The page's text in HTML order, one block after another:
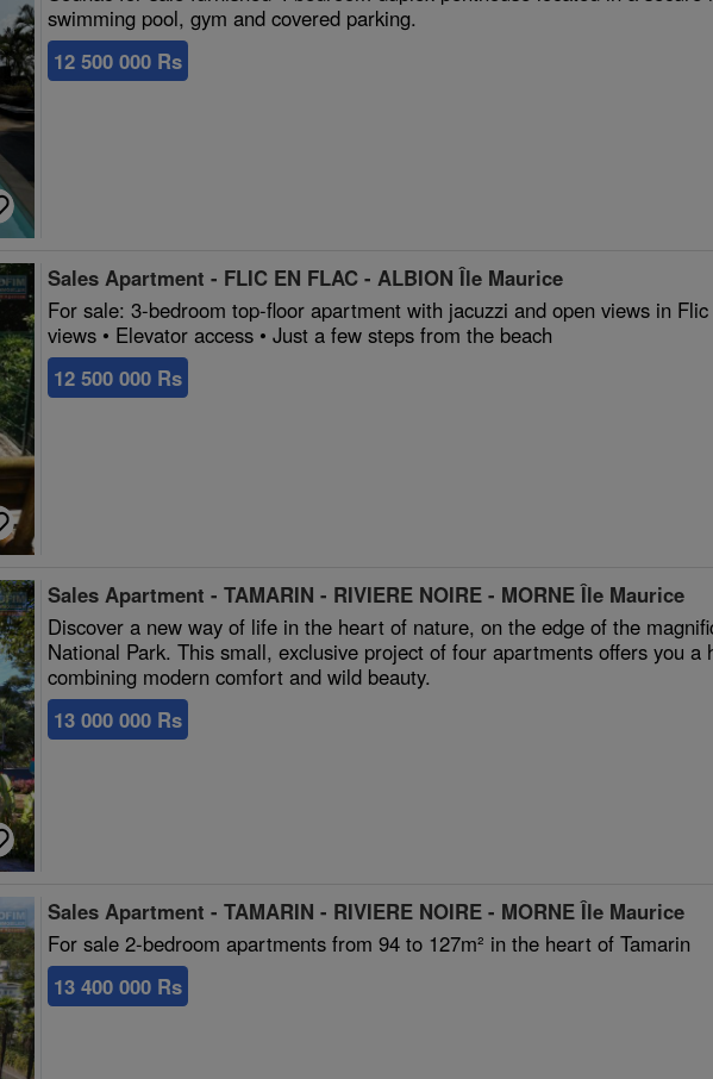
swimming pool, gym and covered parking.
12 500 000 Rs
Sales Apartment - FLIC EN FLAC - ALBION Île Maurice
For sale: 3-bedroom top-floor apartment with jacuzzi and open views in
views • Elevator access • Just a few steps from the beach
12 500 000 Rs
Sales Apartment - TAMARIN - RIVIERE NOIRE - MORNE Île Maurice
Discover a new way of life in the heart of nature, on the edge of the
National Park. This small, exclusive project of four apartments offers you a
combining modern comfort and wild beauty.
13 000 000 Rs
Sales Apartment - TAMARIN - RIVIERE NOIRE - MORNE Île Maurice
For sale 2-bedroom apartments from 94 to 127m² in the heart of Tamarin
13 400 000 Rs